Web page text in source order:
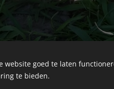
website goed te laten
te bieden.